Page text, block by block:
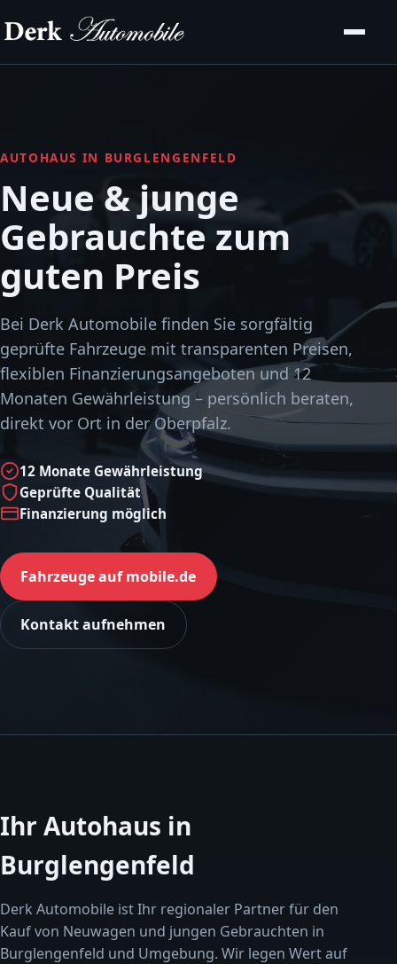
AUTOHAUS IN BURGLENGENFELD
Neue & junge
Gebrauchte zum
guten Preis
Bei Derk Automobile finden Sie sorgfältig
geprüfte Fahrzeuge mit transparenten Preisen,
flexiblen Finanzierungsangeboten und 12
Monaten Gewährleistung – persönlich beraten,
direkt vor Ort in der Oberpfalz.
12 Monate Gewährleistung
Geprüfte Qualität
Finanzierung möglich
Fahrzeuge auf mobile.de
Kontakt aufnehmen
Ihr Autohaus in
Burglengenfeld
Derk Automobile ist Ihr regionaler Partner für den
Kauf von Neuwagen und jungen Gebrauchten in
Burglengenfeld und Umgebung. Wir legen Wert auf